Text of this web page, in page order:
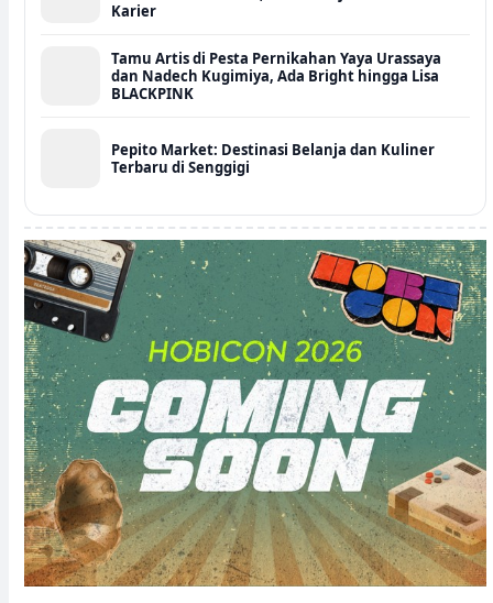
Karier
Tamu Artis di Pesta Pernikahan Yaya Urassaya
dan Nadech Kugimiya, Ada Bright hingga Lisa
BLACKPINK
Pepito Market: Destinasi Belanja dan Kuliner
Terbaru di Senggigi